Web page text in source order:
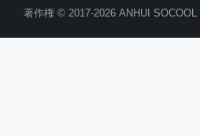
著作権 © 2017-2026 ANHUI SOCOOL